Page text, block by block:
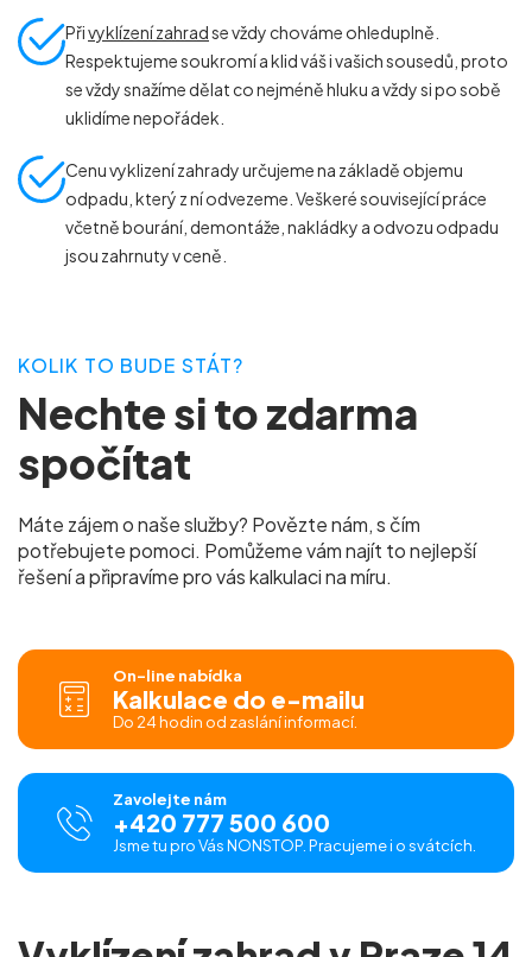
Přivyklízení zahradse vždy chováme ohleduplně.
Respektujeme soukromí a klid váš i vašich sousedů, proto
se vždy snažíme dělat co nejméně hluku a vždy si po sobě
uklidíme nepořádek.
Cenu vyklizení zahrady určujeme na základě objemu
odpadu, který z ní odvezeme. Veškeré související práce
včetně bourání, demontáže, nakládky a odvozu odpadu
jsou zahrnuty v ceně.
KOLIK TO BUDE STÁT?
Nechte si to zdarma
spočítat
Máte zájem o naše služby? Povězte nám, s čím
potřebujete pomoci. Pomůžeme vám najít to nejlepší
řešení a připravíme pro vás kalkulaci na míru.
On-line nabídka
Kalkulace do e-mailu
Do 24 hodin od zaslání informací.
Zavolejte nám
+420 777 500 600
Jsme tu pro Vás NONSTOP. Pracujeme i o svátcích.